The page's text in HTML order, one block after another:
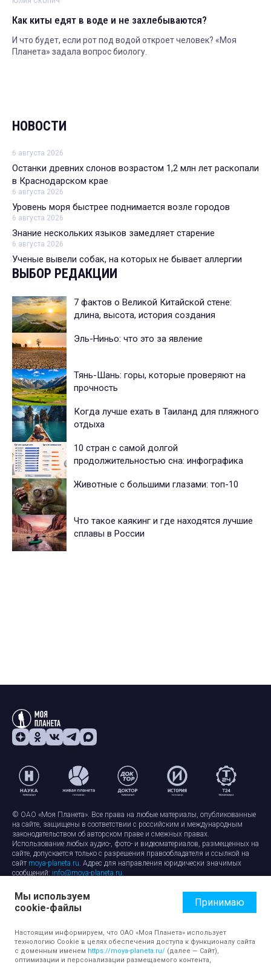
Как киты едят в воде и не захлебываются?
И что будет, если рот под водой откроет человек? «Моя
Планета» задала вопрос биологу.
НОВОСТИ
6 августа 2026
Останки древних слонов возрастом 1,2 млн лет раскопали
в Краснодарском крае
6 августа 2026
Уровень моря быстрее поднимается возле городов
6 августа 2026
Знание нескольких языков замедляет старение
6 августа 2026
Ученые вывели собак, на которых не бывает аллергии
ВЫБОР РЕДАКЦИИ
7 фактов о Великой Китайской стене:
длина, высота, история создания
Эль-Ниньо: что это за явление
Тянь-Шань: горы, которые проверяют на
прочность
Когда лучше ехать в Таиланд для пляжного
отдыха
10 стран с самой долгой
продолжительностью сна: инфографика
Животные с большими глазами: топ-10
Что такое каякинг и где находятся лучшие
сплавы в России
© ОАО «Моя Планета». Все права на любые материалы, опубликованные
на сайте, защищены в соответствии с российским и международным
законодательством об авторском праве и смежных правах.
Использование любых аудио-, фото- и видеоматериалов, размещенных на
сайте, допускается только с разрешения правообладателя и ссылкой на
сайт moya-planeta.ru. Адрес для направления юридически значимых
сообщений: info@moya-planeta.ru.
Правила сайтаРабота с cookie-файлами
Защита персональных данных
Обработка персональных данных
Мы используем
cookie-файлы
Принимаю
Настоящим информируем, что ОАО «Моя Планета» использует
технологию Cookie в целях обеспечения доступа к функционалу сайта
с доменным именем https://moya-planeta.ru/ (далее — Сайт),
оптимизации и персонализации размещаемого контента,